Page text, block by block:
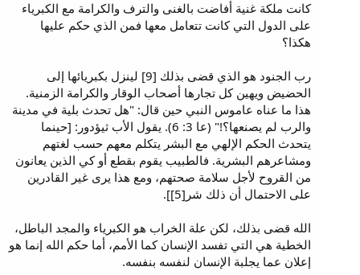
كانت ملكة غنية أفاضت بالغنى والترف والكرامة مع الكبرياء
على الدول التي كانت تتعامل معها فمن الذي حكم عليها
هكذا؟
رب الجنود هو الذي قضى بذلك [9] لينزل بكبريائها إلى
الحضيض ويهين كل تجارها أصحاب الوقار والكرامة الزمنية.
هذا ما عناه عاموس النبي حين قال: "هل تحدث بلية في مدينة
والرب لم يصنعها؟!" (عا 3: 6). يقول الأب ثيؤدور: [حينما
يتحدث الحكم الإلهي مع البشر يتكلم معهم حسب لغتهم
ومشاعرهم البشرية. فالطبيب يقوم بقطع أو كي الذين يعانون
من القروح لأجل سلامة صحتهم، ومع هذا يرى غير القادرين
على الاحتمال أن ذلك شر[5]].
الله قضى بذلك، لكن علة الخراب هو الكبرياء والمجد الباطل،
الخطية هي التي تفسد الإنسان كما الأمم، أما حكم الله إنما هو
إعلان عما يجلبة الإنسان لنفسه بنفسه.